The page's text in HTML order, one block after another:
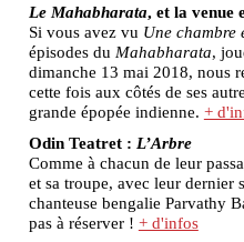
Le Mahabharata, et la venue
Si vous avez vu Une chambre
épisodes du Mahabharata,
dimanche 13 mai 2018, nous
cette fois aux côtés de ses
grande épopée indienne. +
Odin Teatret : L’Arbre
Comme à chacun de leur
et sa troupe, avec leur dernier
chanteuse bengalie Parvathy
pas à réserver ! + d'infos